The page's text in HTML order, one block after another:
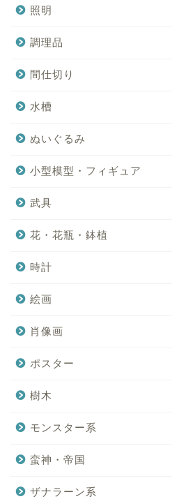
照明
調理品
間仕切り
水槽
ぬいぐるみ
小型模型・フィギュア
武具
花・花瓶・鉢植
時計
絵画
肖像画
ポスター
樹木
モンスター系
蛮神・帝国
ザナラーン系